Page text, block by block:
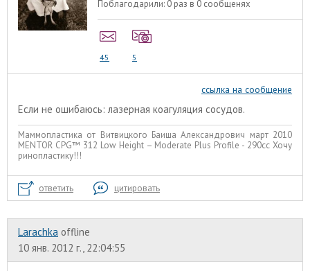
Поблагодарили: 0 раз в 0 сообщенях
45 5
ссылка на сообщение
Если не ошибаюсь: лазерная коагуляция сосудов.
Маммопластика от Витвицкого Баиша Александрович март 2010
МENTOR CPG™ 312 Low Height – Moderate Plus Profile - 290cc Хочу
ринопластику!!!
ответить цитировать
Larachka offline
10 янв. 2012 г., 22:04:55